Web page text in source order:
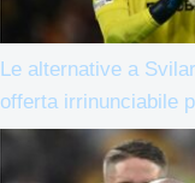
Le alternative a
offerta irrinunciabile